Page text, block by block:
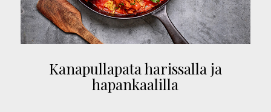
Kanapullapata harissalla ja
hapankaalilla